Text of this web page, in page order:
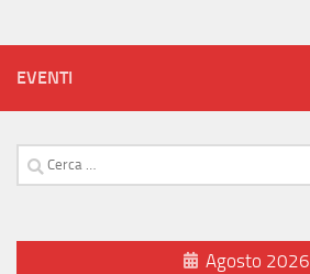
EVENTI
Ricerca
per:
Agosto 2026